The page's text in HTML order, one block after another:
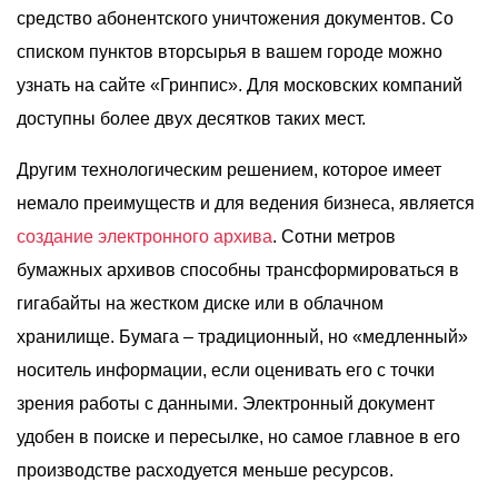
средство абонентского уничтожения документов. Со
списком пунктов вторсырья в вашем городе можно
узнать на сайте «Гринпис». Для московских компаний
доступны более двух десятков таких мест.
Другим технологическим решением, которое имеет
немало преимуществ и для ведения бизнеса, является
создание электронного архива. Сотни метров
бумажных архивов способны трансформироваться в
гигабайты на жестком диске или в облачном
хранилище. Бумага – традиционный, но «медленный»
носитель информации, если оценивать его с точки
зрения работы с данными. Электронный документ
удобен в поиске и пересылке, но самое главное в его
производстве расходуется меньше ресурсов.